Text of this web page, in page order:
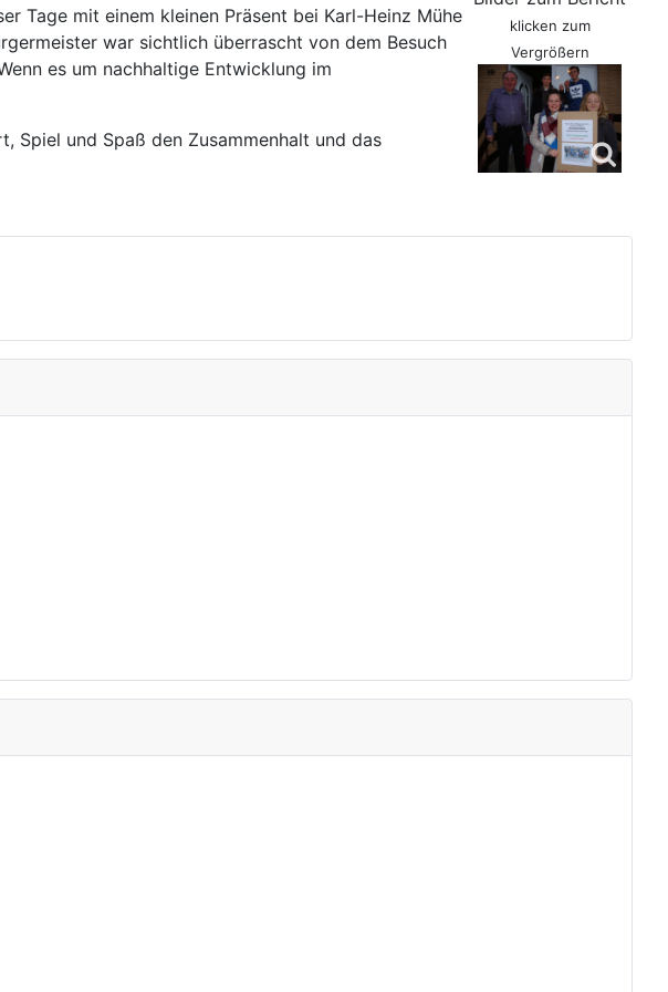
Tage mit einem kleinen Präsent bei Karl-Heinz Mühe
war sichtlich überrascht von dem Besuch
es um nachhaltige Entwicklung im
Spiel und Spaß den Zusammenhalt und das
klicken zum
Vergrößern